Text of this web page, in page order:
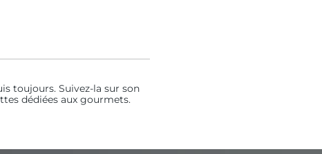
Pinterest
sur LinkedIn
toujours. Suivez-la sur son
dédiées aux gourmets.